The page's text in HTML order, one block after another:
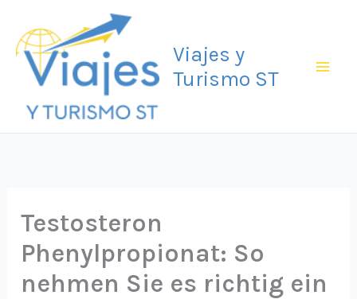
contenido
Viajes y
Turismo ST
Testosteron
Phenylpropionat: So
nehmen Sie es richtig ein